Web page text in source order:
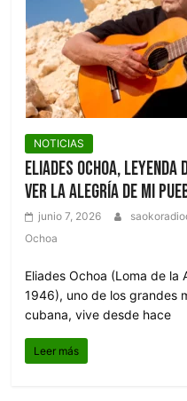
NOTICIAS
Eliades Ochoa, leyenda
ver la alegría de mi
junio 7, 2026
Ochoa
Eliades Ochoa (Loma de la
1946), uno de los grandes
cubana, vive desde hace
Leer más